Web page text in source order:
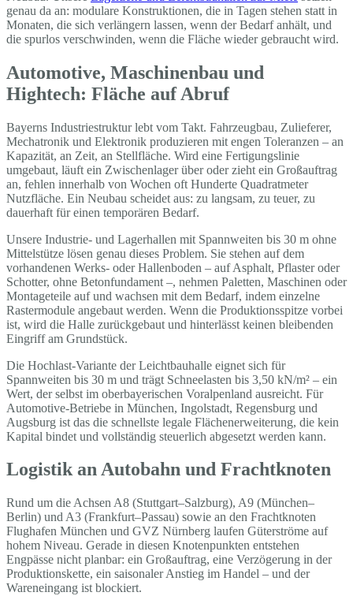
genau da an: modulare Konstruktionen, die in Tagen stehen statt in
Monaten, die sich verlängern lassen, wenn der Bedarf anhält, und
die spurlos verschwinden, wenn die Fläche wieder gebraucht wird.
Automotive, Maschinenbau und
Hightech: Fläche auf Abruf
Bayerns Industriestruktur lebt vom Takt. Fahrzeugbau, Zulieferer,
Mechatronik und Elektronik produzieren mit engen Toleranzen – an
Kapazität, an Zeit, an Stellfläche. Wird eine Fertigungslinie
umgebaut, läuft ein Zwischenlager über oder zieht ein Großauftrag
an, fehlen innerhalb von Wochen oft Hunderte Quadratmeter
Nutzfläche. Ein Neubau scheidet aus: zu langsam, zu teuer, zu
dauerhaft für einen temporären Bedarf.
Unsere Industrie- und Lagerhallen mit Spannweiten bis 30 m ohne
Mittelstütze lösen genau dieses Problem. Sie stehen auf dem
vorhandenen Werks- oder Hallenboden – auf Asphalt, Pflaster oder
Schotter, ohne Betonfundament –, nehmen Paletten, Maschinen oder
Montageteile auf und wachsen mit dem Bedarf, indem einzelne
Rastermodule angebaut werden. Wenn die Produktionsspitze vorbei
ist, wird die Halle zurückgebaut und hinterlässt keinen bleibenden
Eingriff am Grundstück.
Die Hochlast-Variante der Leichtbauhalle eignet sich für
Spannweiten bis 30 m und trägt Schneelasten bis 3,50 kN/m² – ein
Wert, der selbst im oberbayerischen Voralpenland ausreicht. Für
Automotive-Betriebe in München, Ingolstadt, Regensburg und
Augsburg ist das die schnellste legale Flächenerweiterung, die kein
Kapital bindet und vollständig steuerlich abgesetzt werden kann.
Logistik an Autobahn und Frachtknoten
Rund um die Achsen A8 (Stuttgart–Salzburg), A9 (München–
Berlin) und A3 (Frankfurt–Passau) sowie an den Frachtknoten
Flughafen München und GVZ Nürnberg laufen Güterströme auf
hohem Niveau. Gerade in diesen Knotenpunkten entstehen
Engpässe nicht planbar: ein Großauftrag, eine Verzögerung in der
Produktionskette, ein saisonaler Anstieg im Handel – und der
Wareneingang ist blockiert.